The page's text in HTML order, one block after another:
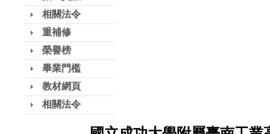
相關法令
重補修
榮譽榜
畢業門檻
教材網頁
相關法令